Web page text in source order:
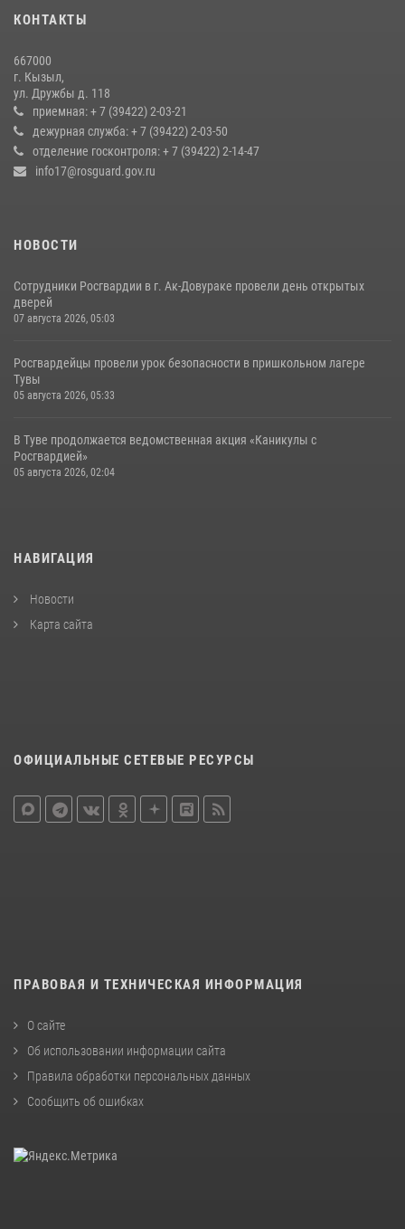
лучников в канун тувинского праздника животноводов
23 июля 2026, 04:57
Кызылчанин поблагодарил сотрудников Росгвардии за
оперативное реагирование в решении конфликтной ситуации
17 июля 2026, 07:22 1
КОНТАКТЫ
667000
г. Кызыл,
ул. Дружбы д. 118
приемная: + 7 (39422) 2-03-21
дежурная служба: + 7 (39422) 2-03-50
отделение госконтроля: + 7 (39422) 2-14-47
info17@rosguard.gov.ru
НОВОСТИ
Сотрудники Росгвардии в г. Ак-Довураке провели день открытых
дверей
07 августа 2026, 05:03
Росгвардейцы провели урок безопасности в пришкольном лагере
Тувы
05 августа 2026, 05:33
В Туве продолжается ведомственная акция «Каникулы с
Росгвардией»
05 августа 2026, 02:04
НАВИГАЦИЯ
Новости
Карта сайта
ОФИЦИАЛЬНЫЕ СЕТЕВЫЕ РЕСУРСЫ
ПРАВОВАЯ И ТЕХНИЧЕСКАЯ ИНФОРМАЦИЯ
О сайте
Об использовании информации сайта
Правила обработки персональных данных
Сообщить об ошибках